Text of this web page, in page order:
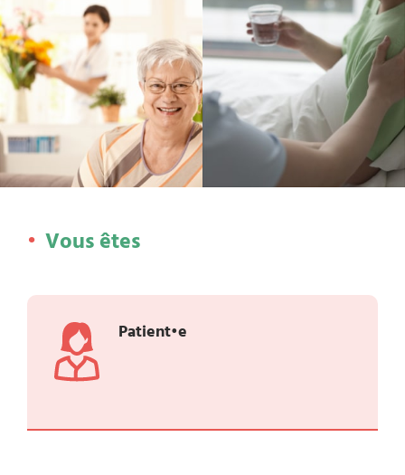
Vous êtes
Patient•e